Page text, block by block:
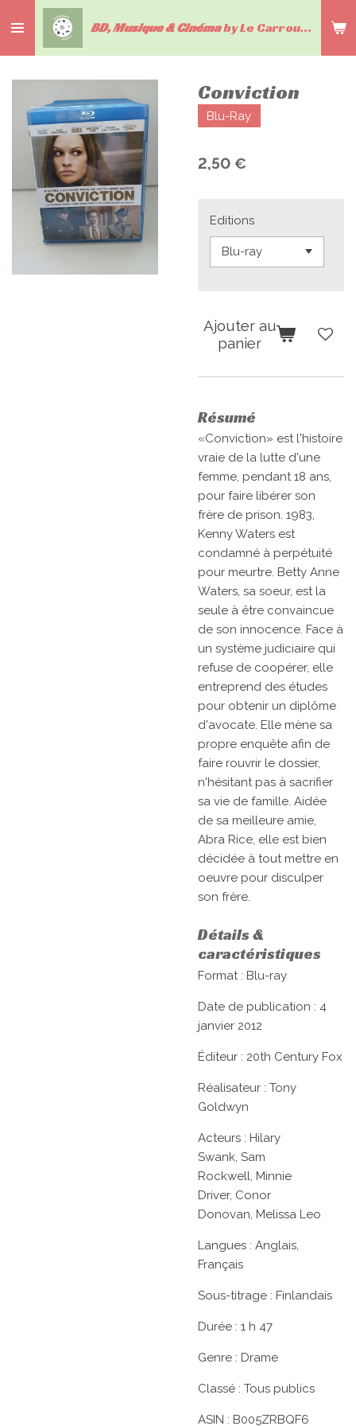
au
contenu
BD, Musique & Cinémaby Le Carrousel du livre
Conviction
Blu-Ray
2,50 €
Editions
Ajouter au
panier
Résumé
«Conviction» est l'histoire
vraie de la lutte d'une
femme, pendant 18 ans,
pour faire libérer son
frère de prison. 1983,
Kenny Waters est
condamné à perpétuité
pour meurtre. Betty Anne
Waters, sa soeur, est la
seule à être convaincue
de son innocence. Face à
un système judiciaire qui
refuse de coopérer, elle
entreprend des études
pour obtenir un diplôme
d'avocate. Elle mène sa
propre enquête afin de
faire rouvrir le dossier,
n'hésitant pas à sacrifier
sa vie de famille. Aidée
de sa meilleure amie,
Abra Rice, elle est bien
décidée à tout mettre en
oeuvre pour disculper
son frère.
Détails &
caractéristiques
Format : Blu-ray
Date de publication : 4
janvier 2012
Éditeur : 20th Century Fox
Réalisateur : Tony
Goldwyn
Acteurs : Hilary
Swank, Sam
Rockwell, Minnie
Driver, Conor
Donovan, Melissa Leo
Langues : Anglais,
Français
Sous-titrage : Finlandais
Durée : 1 h 47
Genre : Drame
Classé : Tous publics
ASIN : B005ZRBQF6